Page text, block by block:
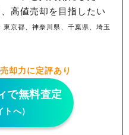
、高値売却を目指したい
京都、神奈川県、千葉県、埼玉
却力に定評あり
で無料査定
トへ）